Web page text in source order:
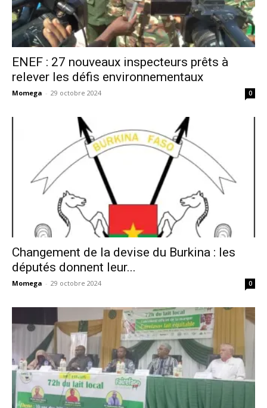
ENEF : 27 nouveaux inspecteurs prêts à
relever les défis environnementaux
Momega - 29 octobre 2024 0
Changement de la devise du Burkina : les
députés donnent leur...
Momega - 29 octobre 2024 0